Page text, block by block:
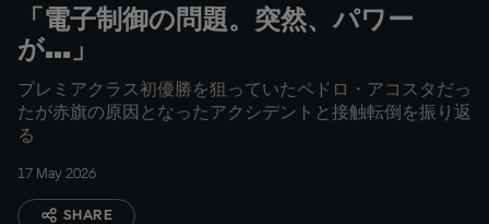
「電子制御の問題。突然、パワー
が...」
プレミアクラス初優勝を狙っていたペドロ・アコスタだっ
たが赤旗の原因となったアクシデントと接触転倒を振り返
る
17 May 2026
SHARE